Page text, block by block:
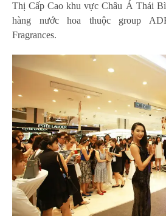
Thị Cấp Cao khu vực Châu Á Thái
hàng nước hoa thuộc group
Fragrances.